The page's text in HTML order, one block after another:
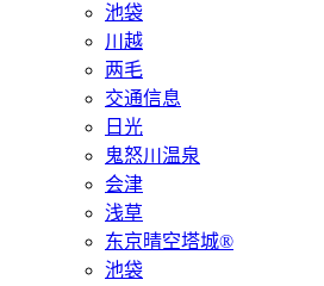
池袋
川越
两毛
交通信息
日光
鬼怒川温泉
会津
浅草
东京晴空塔城®
池袋